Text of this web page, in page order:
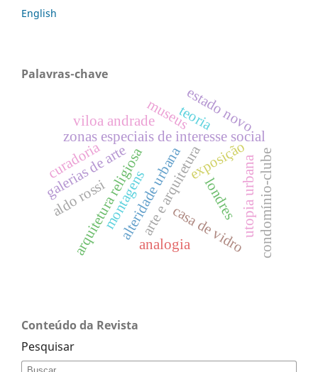
English
Palavras-chave
arquitetura religiosa
zonas especiais de interesse social
arte e arquitetura
museus
galerias de arte
montagens casa de vidro
exposição
londres condomínio-clube
viloa andrade estado novo
analogia
aldo rossi alteridade urbana
curadoria utopia urbana
teoria
Conteúdo da Revista
Pesquisar